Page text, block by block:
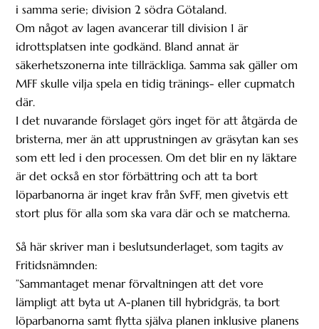
i samma serie; division 2 södra Götaland.
Om något av lagen avancerar till division 1 är
idrottsplatsen inte godkänd. Bland annat är
säkerhetszonerna inte tillräckliga. Samma sak gäller om
MFF skulle vilja spela en tidig tränings- eller cupmatch
där.
I det nuvarande förslaget görs inget för att åtgärda de
bristerna, mer än att upprustningen av gräsytan kan ses
som ett led i den processen. Om det blir en ny läktare
är det också en stor förbättring och att ta bort
löparbanorna är inget krav från SvFF, men givetvis ett
stort plus för alla som ska vara där och se matcherna.
Så här skriver man i beslutsunderlaget, som tagits av
Fritidsnämnden:
”Sammantaget menar förvaltningen att det vore
lämpligt att byta ut A-planen till hybridgräs, ta bort
löparbanorna samt flytta själva planen inklusive planens